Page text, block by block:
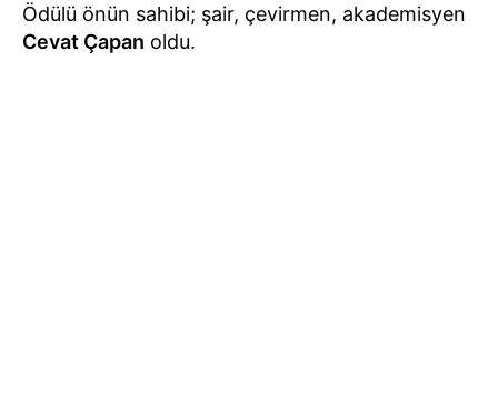
Ödülü önün sahibi; şair, çevirmen, akademisyen
Cevat Çapan oldu.